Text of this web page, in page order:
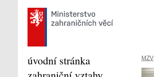
MZV
úvodní stránka